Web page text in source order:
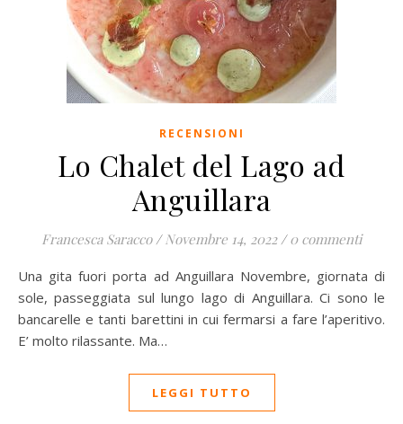
RECENSIONI
Lo Chalet del Lago ad
Anguillara
Francesca Saracco / Novembre 14, 2022 / 0 commenti
Una gita fuori porta ad Anguillara Novembre, giornata di
sole, passeggiata sul lungo lago di Anguillara. Ci sono le
bancarelle e tanti barettini in cui fermarsi a fare l’aperitivo.
E’ molto rilassante. Ma…
LEGGI TUTTO